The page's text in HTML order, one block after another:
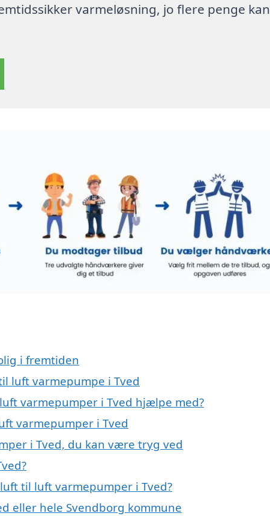
varmeløsning, jo flere penge kan
i fremtiden
luft varmepumpe i Tved
varmepumper i Tved hjælpe med?
varmepumper i Tved
i Tved, du kan være tryg ved
til luft varmepumper i Tved?
eller hele Svendborg kommune